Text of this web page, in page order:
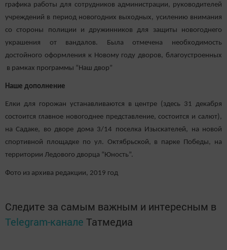
графика работы для сотрудников администрации, руководителей
учреждений в период новогодних выходных, усилению внимания
со стороны полиции и дружинников для защиты новогоднего
украшения от вандалов. Была отмечена необходимость
достойного оформления к Новому году дворов, благоустроенных
в рамках программы “Наш двор”
Наше дополнение
Елки для горожан устанавливаются в центре (здесь 31 декабря
состоится главное новогоднее представление, состоится и салют),
на Садаке, во дворе дома 3/14 поселка Изыскателей, на новой
спортивной площадке по ул. Октябрьской, в парке Победы, на
территории Ледового дворца “Юность”.
Фото из архива редакции, 2019 год
Следите за самым важным и интересным в
Telegram-канале Татмедиа